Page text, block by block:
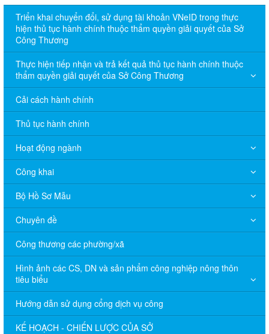
Triển khai chuyển đổi, sử dụng tài khoản VNeID trong thực
hiện thủ tục hành chính thuộc thẩm quyền giải quyết của Sở
Công Thương
Thực hiện tiếp nhận và trả kết quả thủ tục hành chính thuộc
thẩm quyền giải quyết của Sở Công Thương
Cải cách hành chính
Thủ tục hành chính
Hoạt động ngành
Công khai
Bộ Hồ Sơ Mẫu
Chuyên đề
Công thương các phường/xã
Hình ảnh các CS, DN và sản phẩm công nghiệp nông thôn
tiêu biểu
Hướng dẫn sử dụng cổng dịch vụ công
KẾ HOẠCH - CHIẾN LƯỢC CỦA SỞ